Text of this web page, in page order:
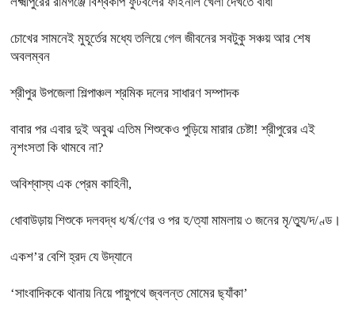
চোখের সামনেই মুহূর্তের মধ্যে তলিয়ে গেল জীবনের সবটুকু সঞ্চয় আর শেষ
অবলম্বন
শ্রীপুর উপজেলা শিল্পাঞ্চল শ্রমিক দলের সাধারণ সম্পাদক
বাবার পর এবার দুই অবুঝ এতিম শিশুকেও পুড়িয়ে মারার চেষ্টা! শ্রীপুরের এই
নৃশংসতা কি থামবে না?
অবিশ্বাস্য এক প্রেম কাহিনী,
ধোবাউড়ায় শিশুকে দলবদ্ধ ধ/র্ষ/ণের ও পর হ/ত্যা মামলায় ৩ জনের মৃ/ত্যু/দ/ণ্ড।
একশ’র বেশি হ্রদ যে উদ্যানে
‘সাংবাদিককে থানায় নিয়ে পায়ুপথে জ্বলন্ত মোমের ছ্যাঁকা’